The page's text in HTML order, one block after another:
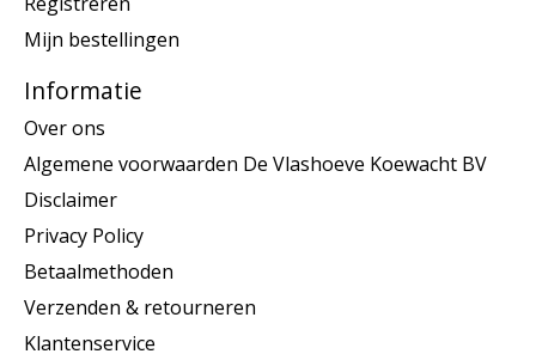
Mijn bestellingen
Informatie
Over ons
Algemene voorwaarden De Vlashoeve Koewacht BV
Disclaimer
Privacy Policy
Betaalmethoden
Verzenden & retourneren
Klantenservice